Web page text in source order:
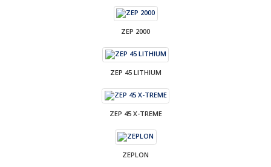
ZEP 2000
ZEP 45 LITHIUM
ZEP 45 X-TREME
ZEPLON